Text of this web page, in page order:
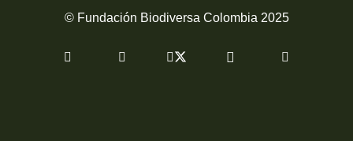
© Fundación Biodiversa Colombia 2025